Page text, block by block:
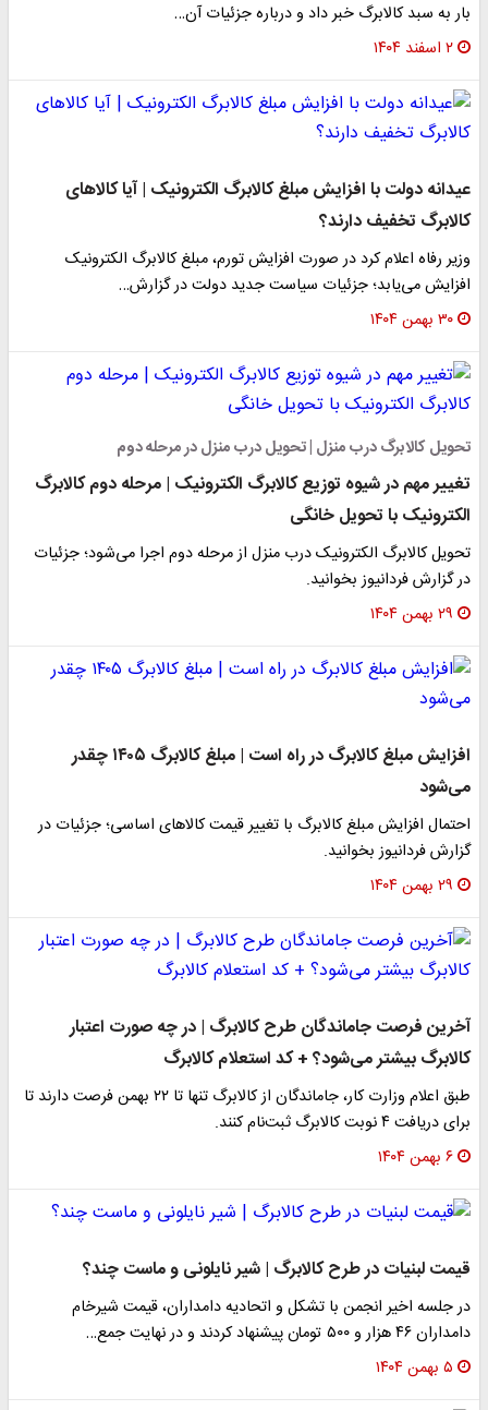
بار به سبد کالابرگ خبر داد و درباره جزئیات آن…
۲ اسفند ۱۴۰۴
عیدانه دولت با افزایش مبلغ کالابرگ الکترونیک | آیا کالاهای
کالابرگ تخفیف دارند؟
وزیر رفاه اعلام کرد در صورت افزایش تورم، مبلغ کالابرگ الکترونیک
افزایش می‌یابد؛ جزئیات سیاست جدید دولت در گزارش…
۳۰ بهمن ۱۴۰۴
تحویل کالابرگ درب منزل | تحویل درب منزل در مرحله دوم
تغییر مهم در شیوه توزیع کالابرگ الکترونیک | مرحله دوم کالابرگ
الکترونیک با تحویل خانگی
تحویل کالابرگ الکترونیک درب منزل از مرحله دوم اجرا می‌شود؛ جزئیات
در گزارش فردانیوز بخوانید.
۲۹ بهمن ۱۴۰۴
افزایش مبلغ کالابرگ در راه است | مبلغ کالابرگ ۱۴۰۵ چقدر
می‌شود
احتمال افزایش مبلغ کالابرگ با تغییر قیمت کالاهای اساسی؛ جزئیات در
گزارش فردانیوز بخوانید.
۲۹ بهمن ۱۴۰۴
آخرین فرصت جاماندگان طرح کالابرگ | در چه صورت اعتبار
کالابرگ بیشتر می‌شود؟ + کد استعلام کالابرگ
طبق اعلام وزارت کار، جاماندگان از کالابرگ تنها تا ۲۲ بهمن فرصت دارند تا
برای دریافت ۴ نوبت کالابرگ ثبت‌نام کنند.
۶ بهمن ۱۴۰۴
قیمت لبنیات در طرح کالابرگ | شیر نایلونی و ماست چند؟
در جلسه اخیر انجمن با تشکل و اتحادیه دامداران، قیمت شیرخام
دامداران ۴۶ هزار و ۵۰۰ تومان پیشنهاد کردند و در نهایت جمع…
۵ بهمن ۱۴۰۴